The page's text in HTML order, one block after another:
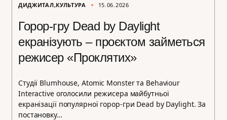
ДИДЖИТАЛ КУЛЬТУРА 15.06.2026
Горор-гру Dead by Daylight
екранізують – проєктом займеться
режисер «Проклятих»
Студії Blumhouse, Atomic Monster та Behaviour
Interactive оголосили режисера майбутньої
екранізації популярної горор-гри Dead by Daylight. За
постановку…